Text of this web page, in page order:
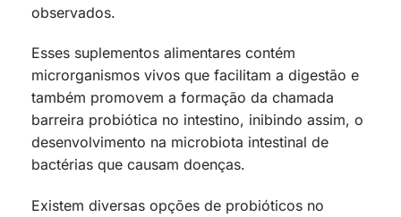
observados.
Esses suplementos alimentares contém
microrganismos vivos que facilitam a digestão e
também promovem a formação da chamada
barreira probiótica no intestino, inibindo assim, o
desenvolvimento na microbiota intestinal de
bactérias que causam doenças.
Existem diversas opções de probióticos no